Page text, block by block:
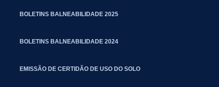
BOLETINS BALNEABILIDADE 2025
BOLETINS BALNEABILIDADE 2024
EMISSÃO DE CERTIDÃO DE USO DO SOLO